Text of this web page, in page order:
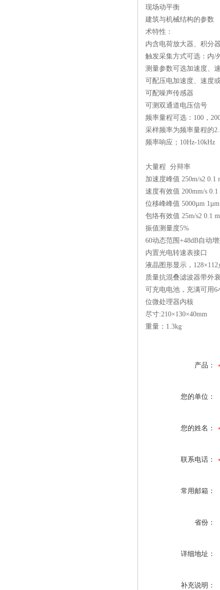
现场动平衡
建筑与机械结构的参数
术特性：
内含电荷放大器、积分
触发采集方式可选：内/
测量参数可选加速度、
可配压电加速度、速度
可配噪声传感器
可测双通道电压信号
频率量程可选：100，
采样频率为频率量程的
频率响应；10Hz-10kHz
大量程 分辩率
加速度峰值 250m/s2 0.1
速度有效值 200mm/s 0.1
位移峰峰值 5000µm 1µm
包络有效值 25m/s2 0.1
振值测量度5%
60动态范围+48dB自动
内置光电转速表接口
液晶图形显示，128×112
质量抗混叠滤波器带外
可充电电池，充满可用6
位微处理器内核
尽寸:210×130×40mm
重量：1.3kg
产品：
您的单位：
您的姓名：
联系电话：
常用邮箱：
省份：
详细地址：
补充说明：